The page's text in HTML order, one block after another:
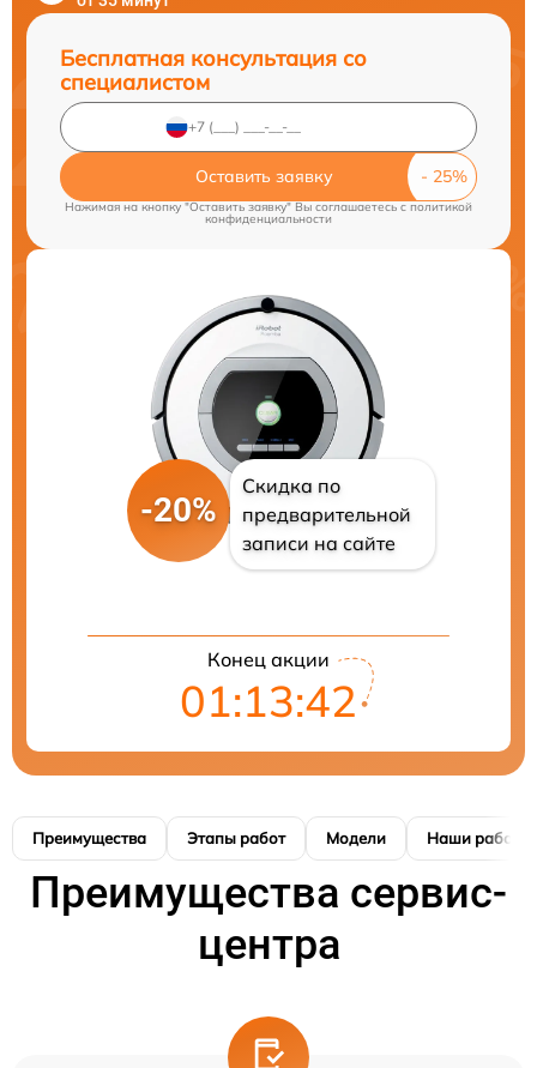
Бесплатная консультация со
специалистом
Оставить заявку
Нажимая на кнопку "Оставить заявку" Вы соглашаетесь cполитикой
конфиденциальности
-20%
Скидка по
предварительной
записи на сайте
Конец акции
01:13:41
Преимущества Этапы работ Модели Наши работы
Преимущества сервис-
центра